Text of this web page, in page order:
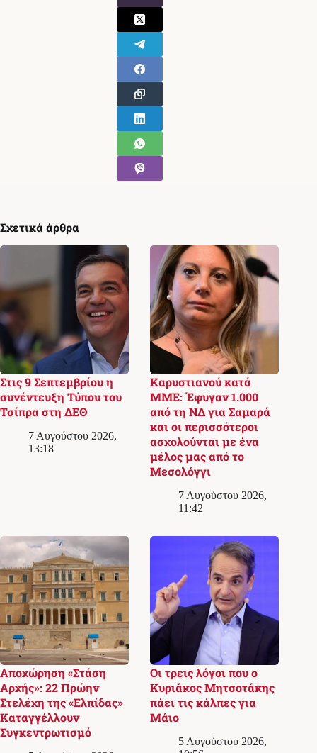
Σχετικά άρθρα
Στις 9 Σεπτεμβρίου η
συνέντευξη Τύπου του
Τσίπρα στη ΔΕΘ
7 Αυγούστου 2026,
13:18
Καρυστιανού κατά
ΜΜΕ: Έφυγαν 1.000
από τη ΝΔ για Σαμαρά
και οι περισσότεροι
ασχολούνται με ένα
μέλος μας από το
Μεσολόγγι
7 Αυγούστου 2026,
11:42
Αποχώρηση «Στάση
Αρχής»: 22 Πρώην
Στελέχη της «Ελπίδας»
Καταγγέλλουν
Συγκεντρωτισμό
Οι τρεις λόγοι που ο
Κυριάκος Μητσοτάκης
πάει τις κάλπες για
Μάιο
5 Αυγούστου 2026,